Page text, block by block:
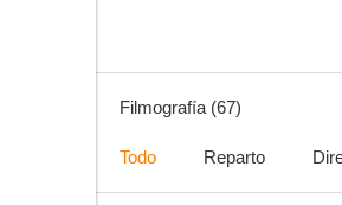
Filmografía (67)
Todo Reparto